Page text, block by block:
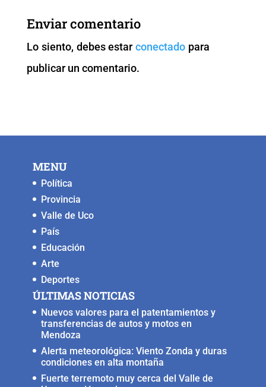
b
o
o
k
A
p
p k
er
Enviar comentario
Lo siento, debes estarconectado para
publicar un comentario.
MENU
Política
Provincia
Valle de Uco
País
Educación
Arte
Deportes
ÚLTIMAS NOTICIAS
Nuevos valores para el patentamientos y
transferencias de autos y motos en
Mendoza
Alerta meteorológica: Viento Zonda y duras
condiciones en alta montaña
Fuerte terremoto muy cerca del Valle de